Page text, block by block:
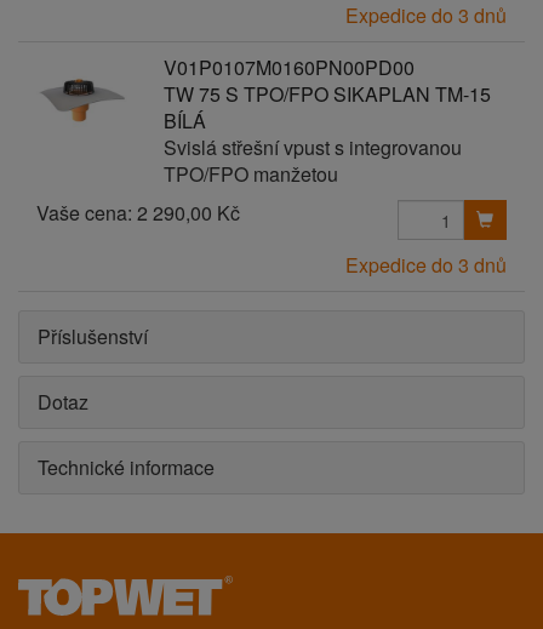
Expedice do 3 dnů
V01P0107M0160PN00PD00
TW 75 S TPO/FPO SIKAPLAN TM-15
BÍLÁ
Svislá střešní vpust s integrovanou
TPO/FPO manžetou
Vaše cena: 2 290,00 Kč
Expedice do 3 dnů
Příslušenství
Dotaz
Technické informace